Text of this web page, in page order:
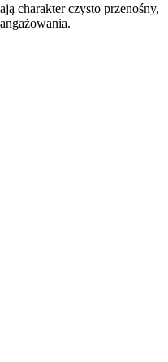
charakter czysto przenośny,